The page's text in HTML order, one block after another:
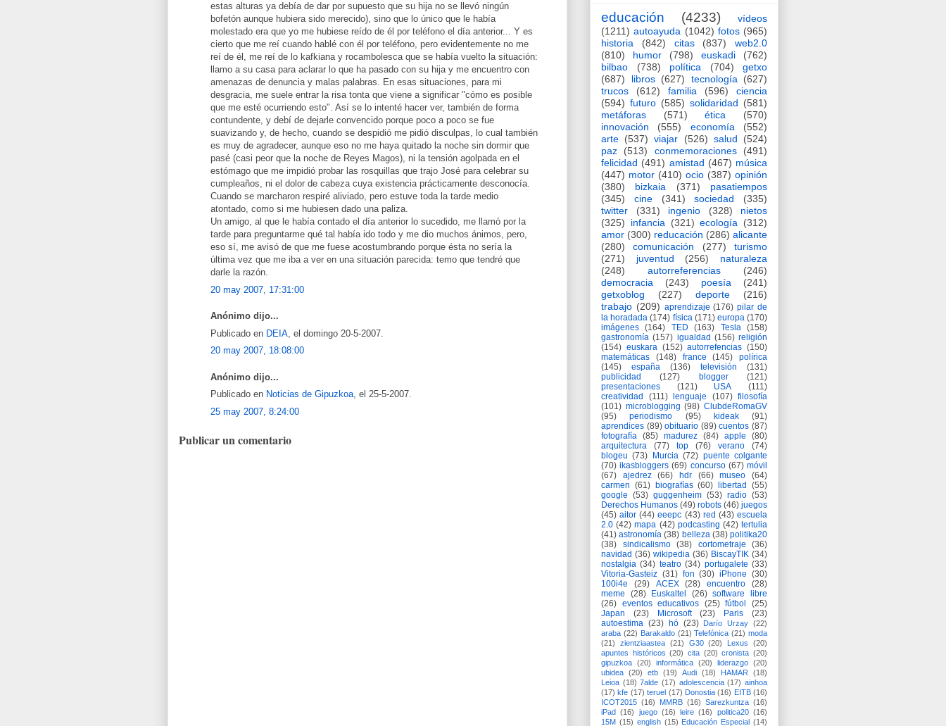
estas alturas ya debía de dar por supuesto que su hija no se llevó ningún
bofetón aunque hubiera sido merecido), sino que lo único que le había
molestado era que yo me hubiese reído de él por teléfono el día anterior... Y es
cierto que me reí cuando hablé con él por teléfono, pero evidentemente no me
reí de él, me reí de lo kafkiana y rocambolesca que se había vuelto la situación:
llamo a su casa para aclarar lo que ha pasado con su hija y me encuentro con
amenazas de denuncia y malas palabras. En esas situaciones, para mi
desgracia, me suele entrar la risa tonta que viene a significar "cómo es posible
que me esté ocurriendo esto". Así se lo intenté hacer ver, también de forma
contundente, y debí de dejarle convencido porque poco a poco se fue
suavizando y, de hecho, cuando se despidió me pidió disculpas, lo cual también
es muy de agradecer, aunque eso no me haya quitado la noche sin dormir que
pasé (casi peor que la noche de Reyes Magos), ni la tensión agolpada en el
estómago que me impidió probar las rosquillas que trajo José para celebrar su
cumpleaños, ni el dolor de cabeza cuya existencia prácticamente desconocía.
Cuando se marcharon respiré aliviado, pero estuve toda la tarde medio
atontado, como si me hubiesen dado una paliza.
Un amigo, al que le había contado el día anterior lo sucedido, me llamó por la
tarde para preguntarme qué tal había ido todo y me dio muchos ánimos, pero,
eso sí, me avisó de que me fuese acostumbrando porque ésta no sería la
última vez que me iba a ver en una situación parecida: temo que tendré que
darle la razón.
20 may 2007, 17:31:00
Anónimo dijo...
Publicado en DEIA , el domingo 20-5-2007.
20 may 2007, 18:08:00
Anónimo dijo...
Publicado en Noticias de Gipuzkoa, el 25-5-2007.
25 may 2007, 8:24:00
Publicar un comentario
educación (4233)
vídeos
(1211) autoayuda (1042) fotos (965)
historia
(842) citas (837)
web2.0
(810)
humor (798) euskadi
(762)
bilbao
(738) política (704)
getxo
(687)
libros (627) tecnología
(627)
trucos
(612) familia (596)
ciencia
(594) futuro (585) solidaridad (581)
metáforas
(571) ética
(570)
innovación
(555) economía
(552)
arte (537) viajar (526) salud
(524)
paz
(513) conmemoraciones
(491)
felicidad (491) amistad (467) música
(447) motor (410) ocio (387) opinión
(380)
bizkaia (371)
pasatiempos
(345)
cine (341) sociedad
(335)
twitter
(331) ingenio (328)
nietos
(325)
infancia (321) ecología
(312)
amor (300) reducación (286) alicante
(280)
comunicación (277)
turismo
(271)
juventud (256)
naturaleza
(248)
autorreferencias
(246)
democracia
(243) poesía
(241)
getxoblog
(227) deporte
(216)
trabajo (209) aprendizaje (176) pilar de
la horadada (174) física (171) europa (170)
imágenes
(164) TED (163) Tesla
(158)
gastronomía (157) igualdad (156) religión
(154) euskara (152) autorrefencias (150)
matemáticas
(148) france (145)
polírica
(145)
españa (136) televisión
(131)
publicidad
(127) blogger
(121)
presentaciones
(121) USA
(111)
creatividad
(111) lenguaje (107) filosofía
(101) microblogging (98) ClubdeRomaGV
(95)
periodismo (95) kideak
(91)
aprendices (89) obituario (89) cuentos (87)
fotografía (85) madurez (84) apple
(80)
arquitectura
(77) top (76) verano
(74)
blogeu (73) Murcia (72) puente colgante
(70) ikasbloggers (69) concurso (67) móvil
(67)
ajedrez (66) hdr (66) museo
(64)
carmen (61) biografías (60) libertad
(55)
google (53) guggenheim (53) radio (53)
Derechos Humanos (49) robots (46) juegos
(45) aitor (44) eeepc (43) red (43) escuela
2.0 (42) mapa (42) podcasting (42) tertulia
(41) astronomía (38) belleza (38) politika20
(38)
sindicalismo (38) cortometraje
(36)
navidad (36) wikipedia (36) BiscayTIK (34)
nostalgia (34) teatro (34) portugalete (33)
Vitoria-Gasteiz (31) fon (30) iPhone (30)
100i4e
(29) ACEX (28) encuentro
(28)
meme
(28) Euskaltel (26) software libre
(26) eventos educativos (25) fútbol
(25)
Japan
(23) Microsoft (23) Paris
(23)
autoestima (23) hó (23) Darío Urzay (22)
araba (22) Barakaldo (21) Telefónica (21) moda
(21)
zientziaastea (21) G30 (20) Lexus
(20)
apuntes históricos (20) cita (20) cronista (20)
gipuzkoa (20) informática (20) liderazgo (20)
ubidea (20) etb (19) Audi (18) HAMAR
(18)
Leioa (18) 7alde (17) adolescencia (17) ainhoa
(17) kfe (17) teruel (17) Donostia (16) EITB (16)
ICOT2015 (16) MMRB (16) Sarezkuntza (16)
iPad (16) juego (16) leire (16) politica20 (16)
15M (15) english (15) Educación Especial (14)